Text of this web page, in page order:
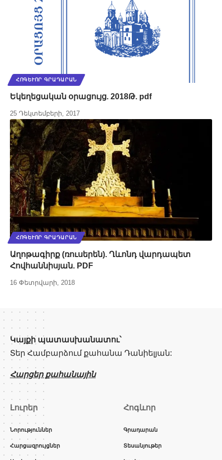
ՀՈԳԵՒՈՐ ԳՐԱԴԱՐԱՆ
Եկեղեցական օրացույց. 2018Թ. pdf
25 Դեկտեմբերի, 2017
ՀՈԳԵՒՈՐ ԳՐԱԴԱՐԱՆ
Աղոթագիրք (ռուսերեն). Ղևոնդ վարդապետ
Հովհաննիսյան. PDF
16 Փետրվարի, 2018
Կայքի պատասխանատու՝
Տեր Համբարձում քահանա Դանիելյան:
Հարցեր քահանային
Լուրեր
Նորություններ
Հարցազրույցներ
Հոգևոր
Գրադարան
Տեսանյութեր